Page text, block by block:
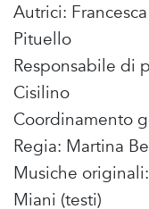
Autrici:
Pituello
Responsabile di
Cisilino
Coordinamento
Regia: Martina
Musiche
Miani (testi)